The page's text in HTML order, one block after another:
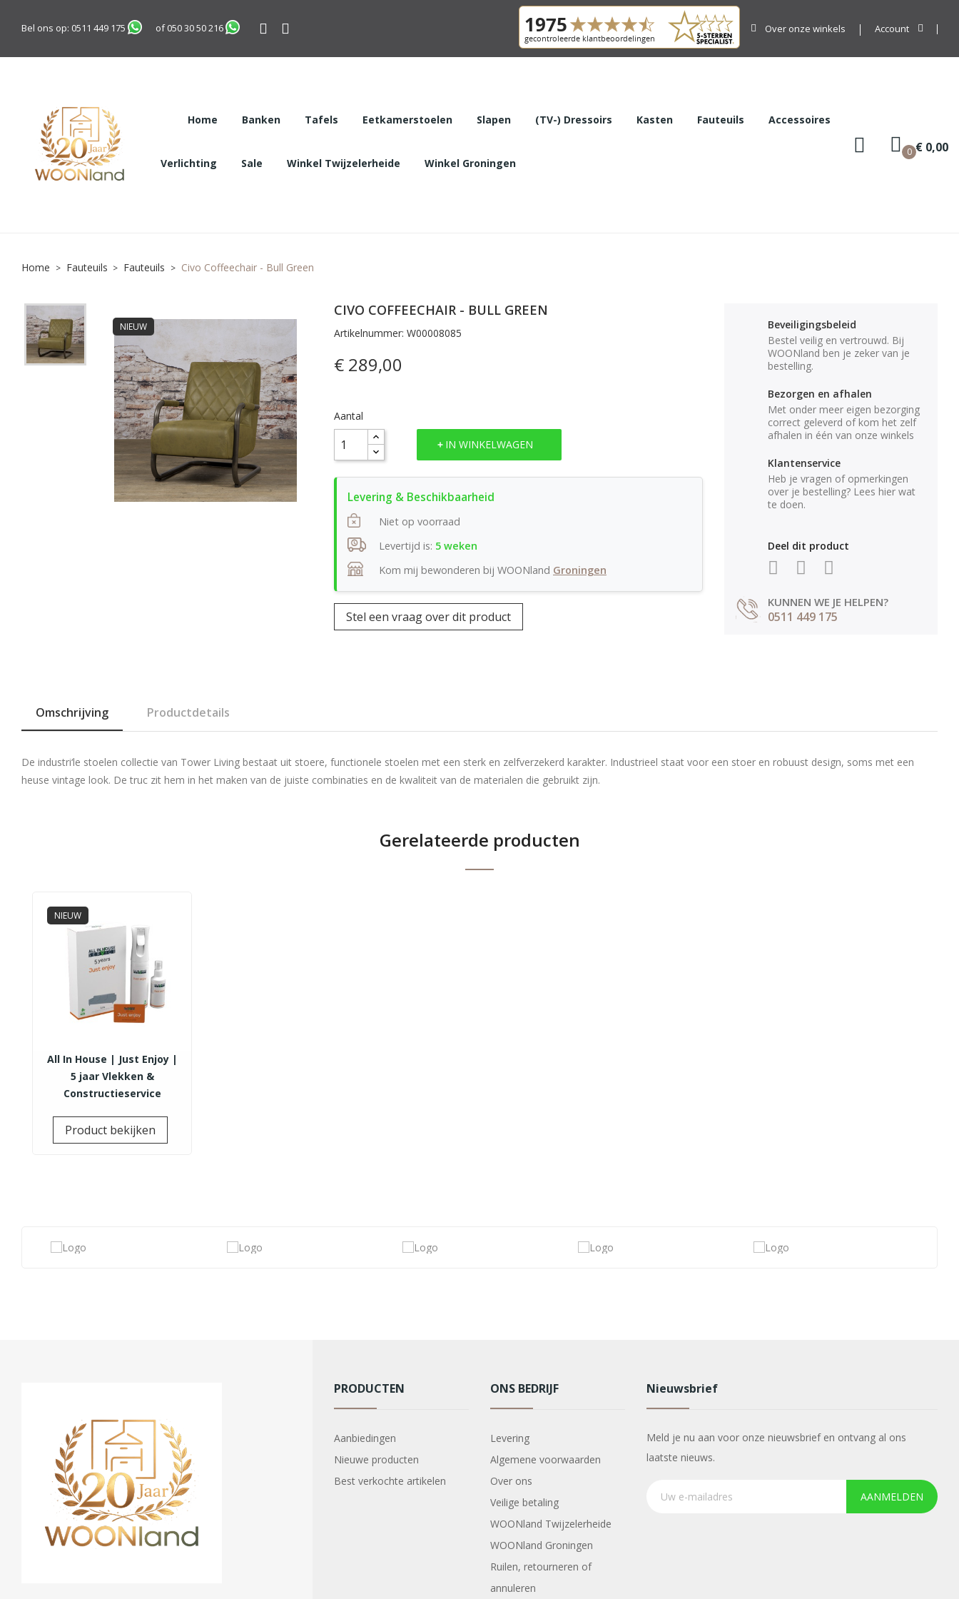
Bel ons op: 0511 449 175 of050 30 50 216 Over onze winkels Account
Home Banken Tafels Eetkamerstoelen Slapen (TV-) Dressoirs Kasten Fauteuils Accessoires
Verlichting Sale Winkel Twijzelerheide Winkel Groningen
0 € 0,00
Home Fauteuils Fauteuils Civo Coffeechair - Bull Green
NIEUW
CIVO COFFEECHAIR - BULL GREEN
Artikelnummer: W00008085
€ 289,00
Aantal
IN WINKELWAGEN
Niet op voorraad
Levertijd is: 5 weken
Kom mij bewonderen bij WOONland Groningen
Stel een vraag over dit product
Beveiligingsbeleid
Bestel veilig en vertrouwd. Bij
WOONland ben je zeker van je
bestelling.
Bezorgen en afhalen
Met onder meer eigen bezorging
correct geleverd of kom het zelf
afhalen in één van onze winkels
Klantenservice
Heb je vragen of opmerkingen
over je bestelling? Lees hier wat
te doen.
Deel dit product
KUNNEN WE JE HELPEN?
0511 449 175
Omschrijving Productdetails
De industri‘le stoelen collectie van Tower Living bestaat uit stoere, functionele stoelen met een sterk en zelfverzekerd karakter. Industrieel staat voor een stoer en robuust design, soms met een
heuse vintage look. De truc zit hem in het maken van de juiste combinaties en de kwaliteit van de materialen die gebruikt zijn.
Gerelateerde producten
NIEUW
All In House | Just Enjoy |
5 jaar Vlekken &
Constructieservice
Product bekijken
PRODUCTEN
Aanbiedingen
Nieuwe producten
Best verkochte artikelen
ONS BEDRIJF
Levering
Algemene voorwaarden
Over ons
Veilige betaling
WOONland Twijzelerheide
WOONland Groningen
Ruilen, retourneren of
annuleren
Nieuwsbrief
Meld je nu aan voor onze nieuwsbrief en ontvang al ons
laatste nieuws.
AANMELDEN